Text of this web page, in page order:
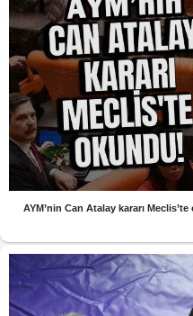
AYM’nin Can Atalay kararı